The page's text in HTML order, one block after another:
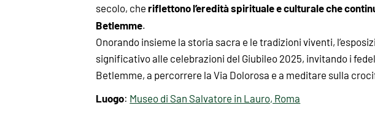
secolo, cheriflettono l’eredità spirituale e culturale che
Betlemme.
Onorando insieme la storia sacra e le tradizioni viventi,
significativo alle celebrazioni del Giubileo 2025, invitando i
Betlemme, a percorrere la Via Dolorosa e a meditare sulla
Luogo: Museo di San Salvatore in Lauro, Roma